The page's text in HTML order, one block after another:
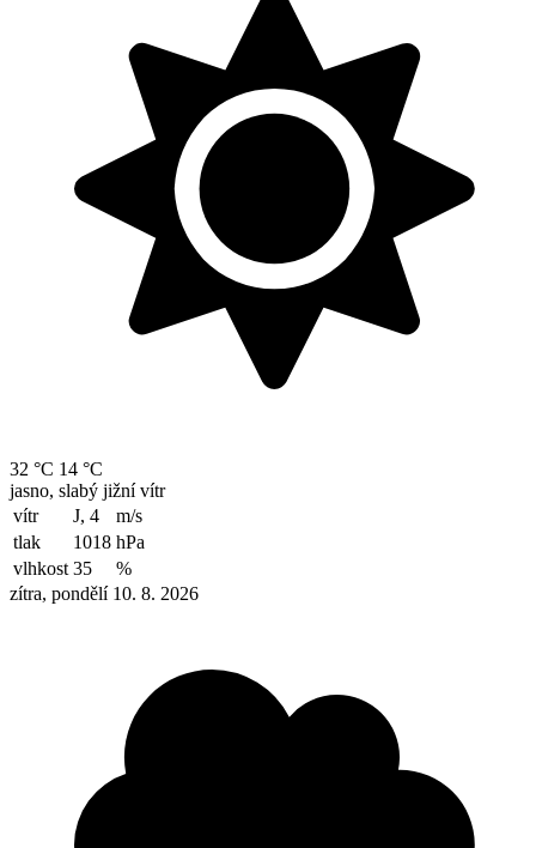
32 °C 14 °C
jasno, slabý jižní vítr
vítr
J, 4
m/s
tlak
1018 hPa
vlhkost 35
%
zítra, pondělí 10. 8. 2026